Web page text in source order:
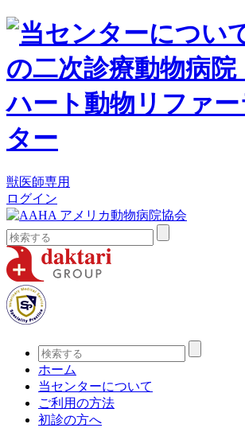
獣医師専用
ログイン
検
索:
検
索:
ホーム
当センターについて
ご利用の方法
初診の方へ